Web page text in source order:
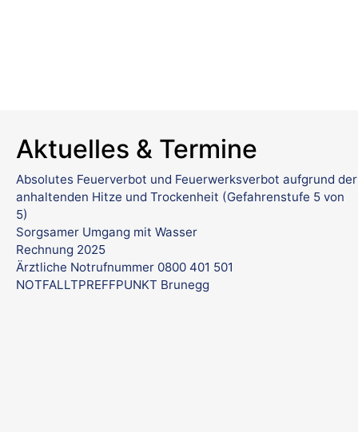
Aktuelles & Termine
Absolutes Feuerverbot und Feuerwerksverbot aufgrund der
anhaltenden Hitze und Trockenheit (Gefahrenstufe 5 von
5)
Sorgsamer Umgang mit Wasser
Rechnung 2025
Ärztliche Notrufnummer 0800 401 501
NOTFALLTPREFFPUNKT Brunegg